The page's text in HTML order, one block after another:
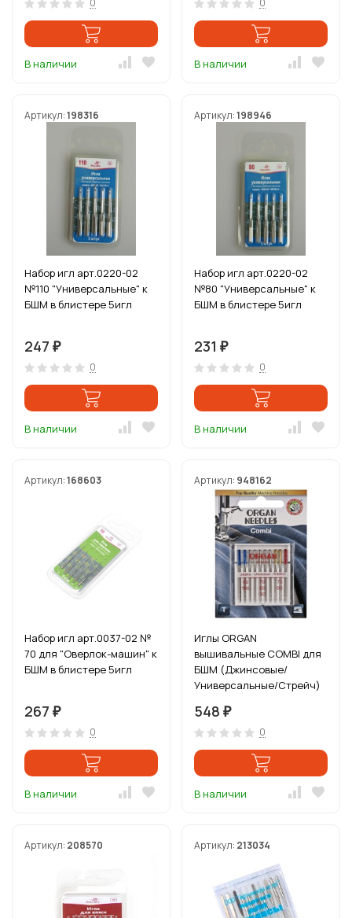
В наличии В наличии
Артикул:198316
Набор игл арт.0220-02
№110 "Универсальные" к
БШМ в блистере 5игл
247 ₽
0
В наличии
Артикул:198946
Набор игл арт.0220-02
№80 "Универсальные" к
БШМ в блистере 5игл
231 ₽
0
В наличии
Артикул:168603
Набор игл арт.0037-02 №
70 для "Оверлок-машин" к
БШМ в блистере 5игл
267 ₽
0
В наличии
Артикул: 948162
Иглы ORGAN
вышивальные COMBI для
БШМ (Джинсовые/
Универсальные/Стрейч)
548 ₽
0
В наличии
Артикул: 208570 Артикул: 213034